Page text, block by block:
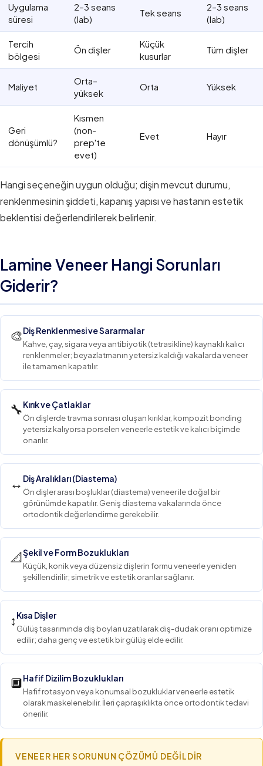
Uygulama
süresi
2–3 seans
(lab)
Tek seans
2–3 seans
(lab)
Tercih
bölgesi
Ön dişler
Küçük
kusurlar
Tüm dişler
Maliyet
Orta–
yüksek
Orta Yüksek
Geri
dönüşümlü?
Kısmen
(non-
prep'te
evet)
Evet Hayır
Hangi seçeneğin uygun olduğu; dişin mevcut durumu,
renklenmesinin şiddeti, kapanış yapısı ve hastanın estetik
beklentisi değerlendirilerek belirlenir.
Lamine Veneer Hangi Sorunları
Giderir?
🎨Diş Renklenmesi ve Sararmalar
Kahve, çay, sigara veya antibiyotik (tetrasikline) kaynaklı kalıcı
renklenmeler; beyazlatmanın yetersiz kaldığı vakalarda veneer
ile tamamen kapatılır.
🔧Kırık ve Çatlaklar
Ön dişlerde travma sonrası oluşan kırıklar, kompozit bonding
yetersiz kalıyorsa porselen veneerle estetik ve kalıcı biçimde
onarılır.
↔ Diş Aralıkları (Diastema)
Ön dişler arası boşluklar (diastema) veneer ile doğal bir
görünümde kapatılır. Geniş diastema vakalarında önce
ortodontik değerlendirme gerekebilir.
📐Şekil ve Form Bozuklukları
Küçük, konik veya düzensiz dişlerin formu veneerle yeniden
şekillendirilir; simetrik ve estetik oranlar sağlanır.
↕ Kısa Dişler
Gülüş tasarımında diş boyları uzatılarak diş-dudak oranı optimize
edilir; daha genç ve estetik bir gülüş elde edilir.
🔲Hafif Dizilim Bozuklukları
Hafif rotasyon veya konumsal bozukluklar veneerle estetik
olarak maskelenebilir. İleri çapraşıklıkta önce ortodontik tedavi
önerilir.
VENEER HER SORUNUN ÇÖZÜMÜ DEĞILDIR